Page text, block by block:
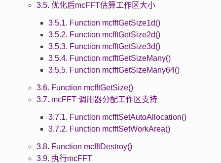
3.5. 优化后mcFFT估算工作区大小
3.5.1. Function mcfftGetSize1d()
3.5.2. Function mcfftGetSize2d()
3.5.3. Function mcfftGetSize3d()
3.5.4. Function mcfftGetSizeMany()
3.5.5. Function mcfftGetSizeMany64()
3.6. Function mcfftGetSize()
3.7. mcFFT 调用器分配工作区支持
3.7.1. Function mcfftSetAutoAllocation()
3.7.2. Function mcfftSetWorkArea()
3.8. Function mcfftDestroy()
3.9. 执行mcFFT